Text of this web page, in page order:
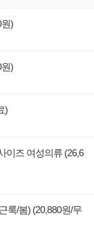
)
)
)
이즈 여성의류 (26,6
룩/봄) (20,880원/무